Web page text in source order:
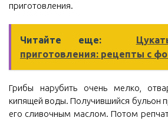
приготовления.
Читайте еще:
приготовления: рецепты с
Грибы нарубить очень мелко,
кипящей воды. Получившийся бульон
его сливочным маслом. Потом